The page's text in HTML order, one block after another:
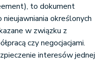
to dokument
określonych
w związku z
czy negocjacjami.
interesów jednej